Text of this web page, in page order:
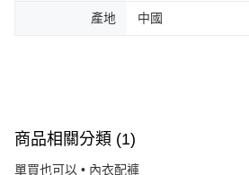
產地 中國
商品相關分類 (1)
單買也可以 • 內衣配褲